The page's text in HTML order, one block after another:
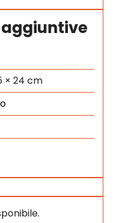
× 24 cm